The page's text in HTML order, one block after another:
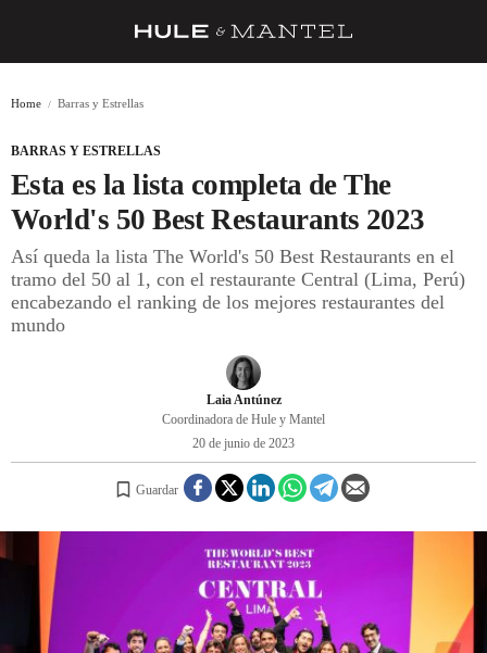
BARRAS Y ESTRELLAS
DÓNDE COMER
ÍDOLOS DE MESAS
A CUCHILLO
REGISTRO
INICIAR SESIÓN
Home Barras y Estrellas
BARRAS Y ESTRELLAS
Esta es la lista completa de The
World's 50 Best Restaurants 2023
Así queda la lista The World's 50 Best Restaurants en el
tramo del 50 al 1, con el restaurante Central (Lima, Perú)
encabezando el ranking de los mejores restaurantes del
mundo
Laia Antúnez
Coordinadora de Hule y Mantel
20 de junio de 2023
Guardar